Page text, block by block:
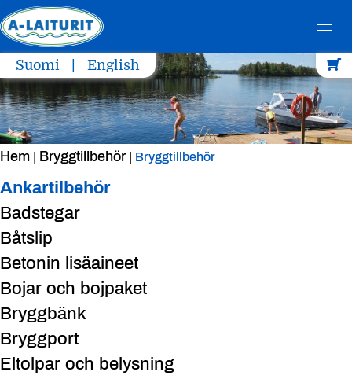
Skip
to
content
Suomi English
Hem Bryggtillbehör Bryggtillbehör
Ankartilbehör
Badstegar
Båtslip
Betonin lisäaineet
Bojar och bojpaket
Bryggbänk
Bryggport
Eltolpar och belysning